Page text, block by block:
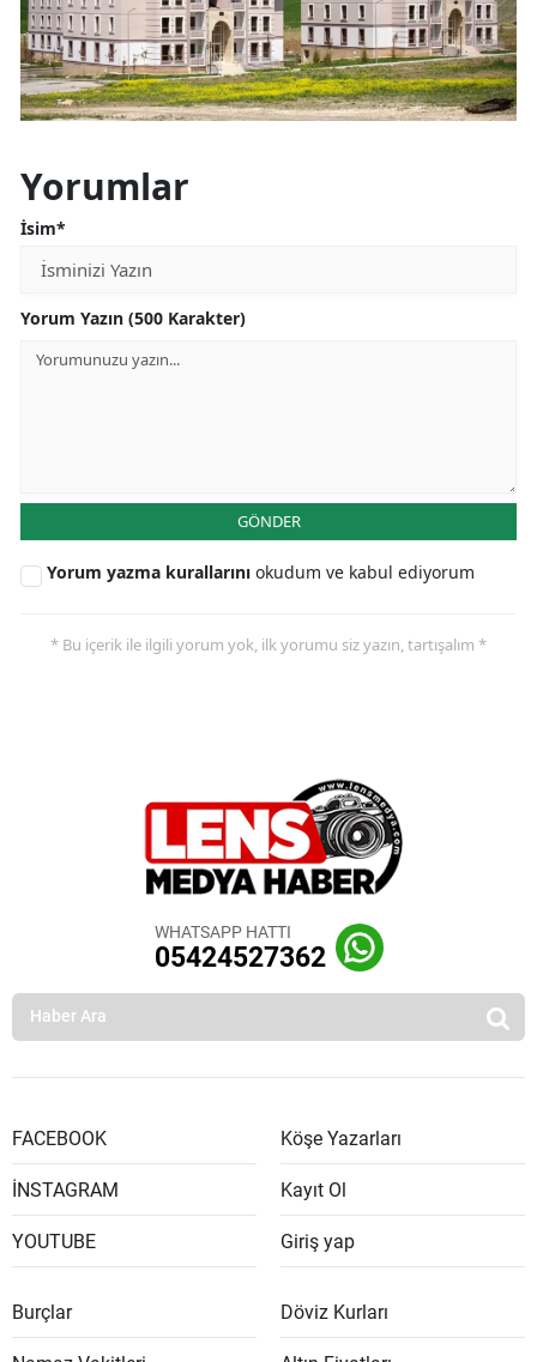
Yorumlar
İsim*
Yorum Yazın (500 Karakter)
GÖNDER
Yorum yazma kurallarını okudum ve kabul ediyorum
* Bu içerik ile ilgili yorum yok, ilk yorumu siz yazın, tartışalım *
WHATSAPP HATTI
05424527362
FACEBOOK
İNSTAGRAM
YOUTUBE
Köşe Yazarları
Kayıt Ol
Giriş yap
Burçlar Döviz Kurları